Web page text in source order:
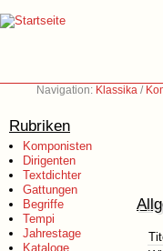
Navigation: Klassika /
Rubriken
Komponisten
Dirigenten
Textdichter
Gattungen
Begriffe
Tempi
Jahrestage
Kataloge